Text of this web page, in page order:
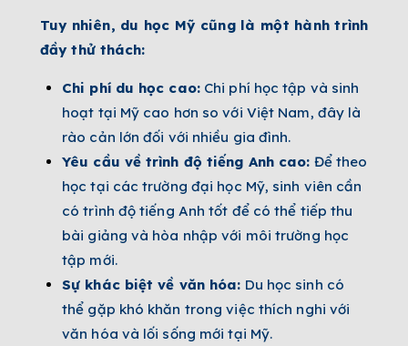
Tuy nhiên, du học Mỹ cũng là một hành trình
đầy thử thách:
Chi phí du học cao:Chi phí học tập và sinh
hoạt tại Mỹ cao hơn so với Việt Nam, đây là
rào cản lớn đối với nhiều gia đình.
Yêu cầu về trình độ tiếng Anh cao: Để theo
học tại các trường đại học Mỹ, sinh viên cần
có trình độ tiếng Anh tốt để có thể tiếp thu
bài giảng và hòa nhập với môi trường học
tập mới.
Sự khác biệt về văn hóa: Du học sinh có
thể gặp khó khăn trong việc thích nghi với
văn hóa và lối sống mới tại Mỹ.